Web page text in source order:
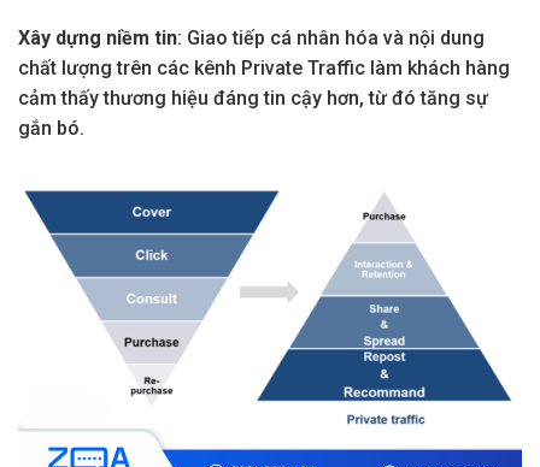
Xây dựng niềm tin: Giao tiếp cá nhân hóa và nội dung
chất lượng trên các kênh Private Traffic làm khách hàng
cảm thấy thương hiệu đáng tin cậy hơn, từ đó tăng sự
gắn bó.